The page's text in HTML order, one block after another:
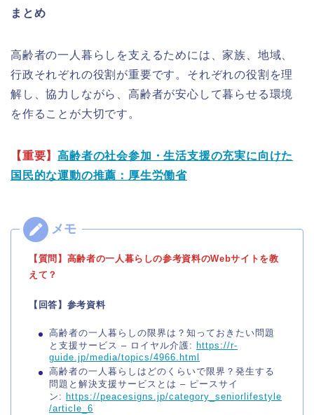
まとめ
高齢者の一人暮らしを支えるためには、家族、地域、
行政それぞれの役割が重要です。それぞれの役割を理
解し、協力しながら、高齢者が安心して暮らせる環境
を作ることが大切です。
【重要】高齢者の社会参加・生活支援の充実に向けた
国民的な運動の推薦：厚生労働省
【質問】高齢者の一人暮らしの参考資料のWebサイトを教
えて？
【回答】参考資料
高齢者の一人暮らしの限界は？知っておきたい問題
と支援サービス – ロイヤル介護: https://r-
guide.jp/media/topics/4966.html
高齢者の一人暮らしはどのくらいで限界？発生する
問題と解決支援サービスとは – ピースサイ
ン: https://peacesigns.jp/category_seniorlifestyle
/article_6